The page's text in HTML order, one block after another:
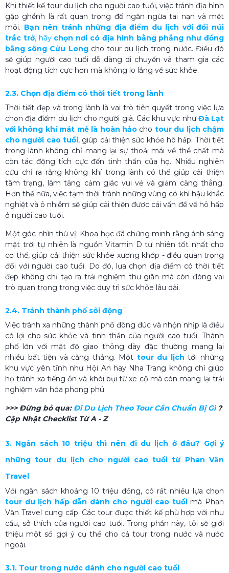
Khi thiết kế tour du lịch cho người cao tuổi, việc tránh địa hình
gập ghềnh là rất quan trọng để ngăn ngừa tai nạn và mệt
mỏi. Bạn nên tránh những địa điểm du lịch với đồi núi
trắc trở, hãy chọn nơi có địa hình bằng phẳng như đồng
bằng sông Cửu Longcho tour du lịch trong nước. Điều đó
sẽ giúp người cao tuổi dễ dàng di chuyển và tham gia các
hoạt động tích cực hơn mà không lo lắng về sức khỏe.
2.3. Chọn địa điểm có thời tiết trong lành
Thời tiết đẹp và trong lành là vai trò tiên quyết trong việc lựa
chọn địa điểm du lịch cho người già. Các khu vực nhưĐà Lạt
với không khí mát mẻ là hoàn hảo cho tour du lịch chậm
cho người cao tuổi, giúp cải thiện sức khỏe hô hấp. Thời tiết
trong lành không chỉ mang lại sự thoải mái về thể chất mà
còn tác động tích cực đến tinh thần của họ. Nhiều nghiên
cứu chỉ ra rằng không khí trong lành có thể giúp cải thiện
tâm trạng, làm tăng cảm giác vui vẻ và giảm căng thẳng.
Hơn thế nữa, việc tạm thời tránh những vùng có khí hậu khắc
nghiệt và ô nhiễm sẽ giúp cải thiện được cái vấn đề về hô hấp
ở người cao tuổi.
Một góc nhìn thú vị: Khoa học đã chứng minh rằng ánh sáng
mặt trời tự nhiên là nguồn Vitamin D tự nhiên tốt nhất cho
cơ thể, giúp cải thiện sức khỏe xương khớp - điều quan trọng
đối với người cao tuổi. Do đó, lựa chọn địa điểm có thời tiết
đẹp không chỉ tạo ra trải nghiệm thư giãn mà còn đóng vai
trò quan trọng trong việc duy trì sức khỏe lâu dài.
2.4. Tránh thành phố sôi động
Việc tránh xa những thành phố đông đúc và nhộn nhịp là điều
có lợi cho sức khỏe và tinh thần của người cao tuổi. Thành
phố lớn với mật độ giao thông dày đặc thường mang lại
nhiều bất tiện và căng thẳng. Một tour du lịch tới những
khu vực yên tĩnh như Hội An hay Nha Trang không chỉ giúp
họ tránh xa tiếng ồn và khói bụi từ xe cộ mà còn mang lại trải
nghiệm văn hóa phong phú.
>>> Đừng bỏ qua: Đi Du Lịch Theo Tour Cần Chuẩn Bị Gì​ ?
Cập Nhật Checklist Từ A - Z
3. Ngân sách 10 triệu thì nên đi du lịch ở đâu? Gợi ý
những tour du lịch cho người cao tuổi từ Phan Văn
Travel
Với ngân sách khoảng 10 triệu đồng, có rất nhiều lựa chọn
tour du lịch hấp dẫn dành cho người cao tuổi mà Phan
Văn Travel cung cấp. Các tour được thiết kế phù hợp với nhu
cầu, sở thích của người cao tuổi. Trong phần này, tôi sẽ giới
thiệu một số gợi ý cụ thể cho cả tour trong nước và nước
ngoài.
3.1. Tour trong nước dành cho người cao tuổi